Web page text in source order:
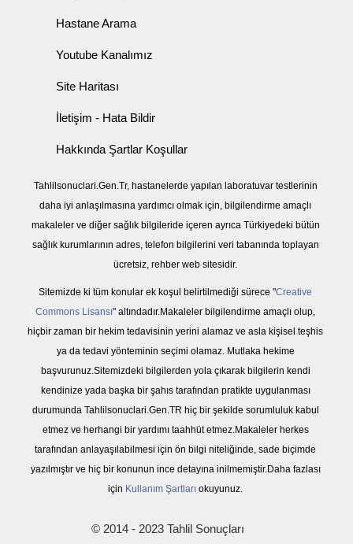
Hastane Arama
Youtube Kanalımız
Site Haritası
İletişim - Hata Bildir
Hakkında Şartlar Koşullar
Tahlilsonuclari.Gen.Tr, hastanelerde yapılan laboratuvar testlerinin
daha iyi anlaşılmasına yardımcı olmak için, bilgilendirme amaçlı
makaleler ve diğer sağlık bilgileride içeren ayrıca Türkiyedeki bütün
sağlık kurumlarının adres, telefon bilgilerini veri tabanında toplayan
ücretsiz, rehber web sitesidir.
Sitemizde ki tüm konular ek koşul belirtilmediği sürece "Creative
Commons Lisansı" altındadır.Makaleler bilgilendirme amaçlı olup,
hiçbir zaman bir hekim tedavisinin yerini alamaz ve asla kişisel teşhis
ya da tedavi yönteminin seçimi olamaz. Mutlaka hekime
başvurunuz.Sitemizdeki bilgilerden yola çıkarak bilgilerin kendi
kendinize yada başka bir şahıs tarafından pratikte uygulanması
durumunda Tahlilsonuclari.Gen.TR hiç bir şekilde sorumluluk kabul
etmez ve herhangi bir yardımı taahhüt etmez.Makaleler herkes
tarafından anlayaşılabilmesi için ön bilgi niteliğinde, sade biçimde
yazılmıştır ve hiç bir konunun ince detayına inilmemiştir.Daha fazlası
için Kullanım Şartları okuyunuz.
© 2014 - 2023 Tahlil Sonuçları